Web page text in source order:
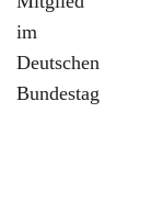
im
Deutschen
Bundestag